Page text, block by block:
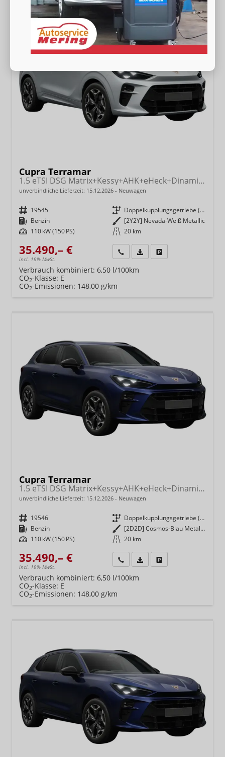
Cupra Terramar
1.5 eTSI DSG Matrix+Kessy+AHK+eHeck+Dinamica+CarPlay+eHeck+GV5
unverbindliche Lieferzeit: 15.12.2026 Neuwagen
Fahrzeugnr. 19545 Getriebe
Doppelkupplungsgetriebe (DSG)
Kraftstoff Benzin Außenfarbe [2Y2Y] Nevada-Weiß Metallic
Leistung 110 kW (150 PS) Kilometerstand 20 km
35.490,– €
incl. 19% MwSt.
Wir rufen Sie anFahrzeugexposé (PDF)
Verbrauch kombiniert: 6,50 l/100km
CO2-Klasse: E
CO2-Emissionen: 148,00 g/km
Cupra Terramar
1.5 eTSI DSG Matrix+Kessy+AHK+eHeck+Dinamica+CarPlay+eHeck+GV5
unverbindliche Lieferzeit: 15.12.2026 Neuwagen
Fahrzeugnr. 19546 Getriebe
Doppelkupplungsgetriebe (DSG)
Kraftstoff Benzin Außenfarbe
[2D2D] Cosmos-Blau Metallic
Leistung 110 kW (150 PS) Kilometerstand 20 km
35.490,– €
incl. 19% MwSt.
Wir rufen Sie anFahrzeugexposé (PDF)
Verbrauch kombiniert: 6,50 l/100km
CO2-Klasse: E
CO2-Emissionen: 148,00 g/km